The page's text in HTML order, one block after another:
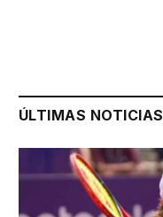
ÚLTIMAS NOTICIAS